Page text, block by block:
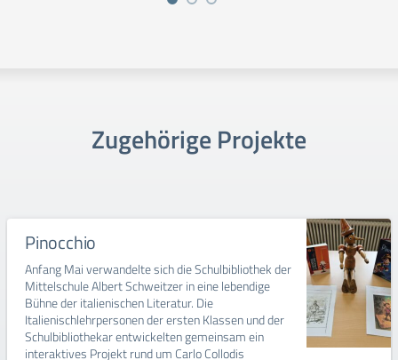
Zugehörige Projekte
Pinocchio
Anfang Mai verwandelte sich die Schulbibliothek der
Mittelschule Albert Schweitzer in eine lebendige
Bühne der italienischen Literatur. Die
Italienischlehrpersonen der ersten Klassen und der
Schulbibliothekar entwickelten gemeinsam ein
interaktives Projekt rund um Carlo Collodis